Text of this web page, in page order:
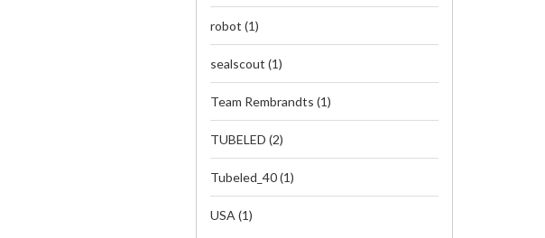
robot (1)
sealscout (1)
Team Rembrandts (1)
TUBELED (2)
Tubeled_40(1)
USA (1)